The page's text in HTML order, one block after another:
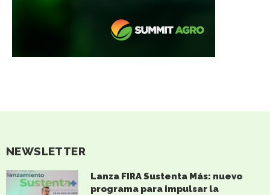
NEWSLETTER
Lanza FIRA Sustenta Más: nuevo
programa para impulsar la